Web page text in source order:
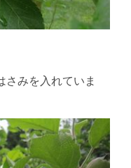
さみを入れていま